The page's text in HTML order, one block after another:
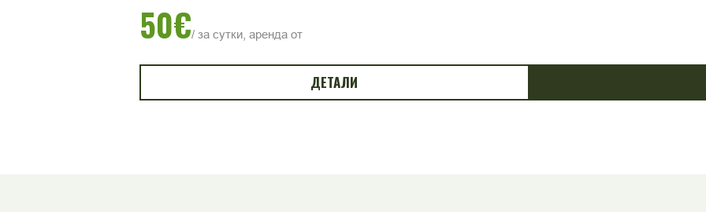
50€/ за сутки, аренда от
ДЕТАЛИ